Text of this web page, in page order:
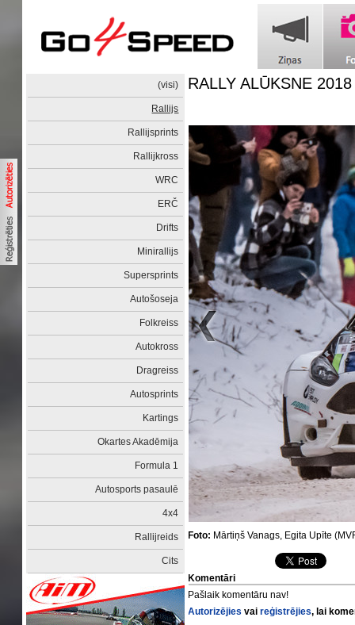
(visi)
Rallijs
Rallijsprints
Rallijkross
WRC
ERČ
Drifts
Minirallijs
Supersprints
Autošoseja
Folkreiss
Autokross
Dragreiss
Autosprints
Kartings
Okartes Akadēmija
Formula 1
Autosports pasaulē
4x4
Rallijreids
Cits
RALLY ALŪKSNE
Foto: Mārtiņš Vanags, Egita Upīte
Komentāri
Pašlaik komentāru nav!
Autorizējies vaireģistrējies, lai